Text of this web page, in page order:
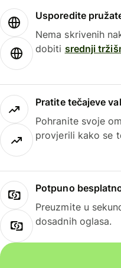
Usporedite
Nema skrivenih
dobiti srednji
Pratite tečajeve
Pohranite svoje
provjerili kako se
Potpuno
Preuzmite u
dosadnih oglasa.